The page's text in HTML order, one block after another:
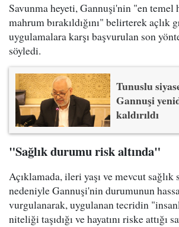
Savunma heyeti, Gannuşi'nin "en temel
mahrum bırakıldığını" belirterek açlık
uygulamalara karşı başvurulan son
söyledi.
Tunuslu
Gannuşi
kaldırıldı
"Sağlık durumu risk altında"
Açıklamada, ileri yaşı ve mevcut sağlık
nedeniyle Gannuşi'nin durumunun
vurgulanarak, uygulanan tecridin
niteliği taşıdığı ve hayatını riske attığı